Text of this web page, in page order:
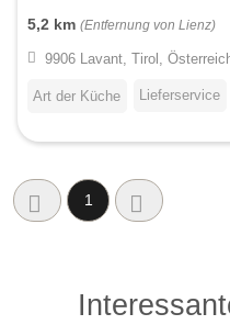
5,2 km (Entfernung von Lienz)
9906 Lavant, Tirol,
Art der Küche Lieferservice
1